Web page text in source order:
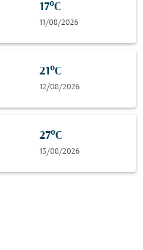
17°C
11/08/2026
21°C
12/08/2026
27°C
13/08/2026